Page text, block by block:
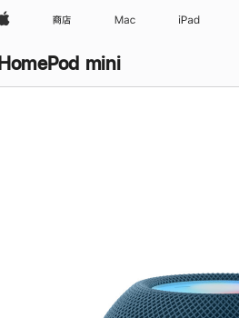
Apple 商店 Mac iPad
HomePod mini